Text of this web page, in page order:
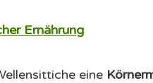
Ernährung
eine